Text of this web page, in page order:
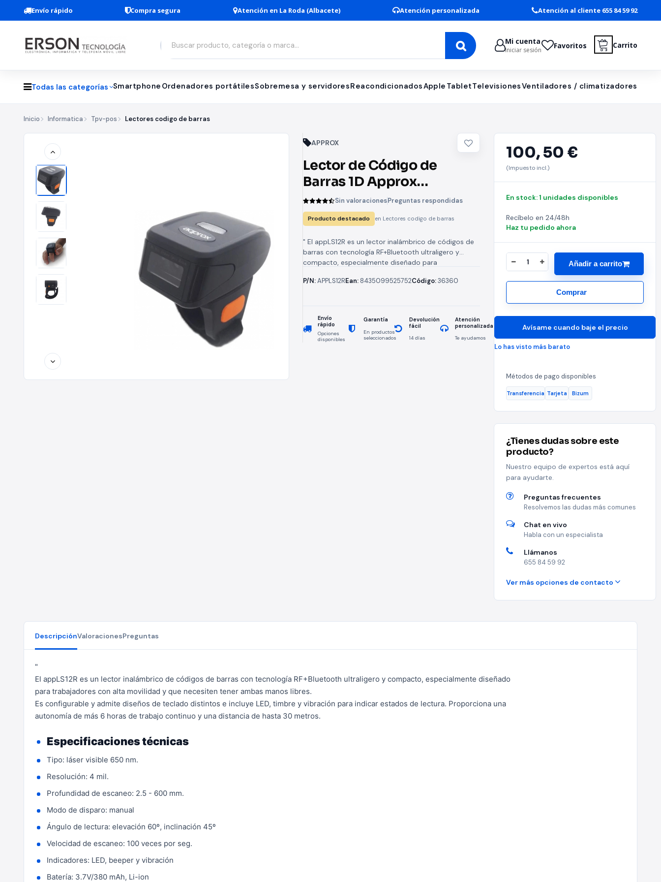
Envío rápido Compra segura Atención en La Roda (Albacete) Atención personalizada Atención al cliente 655 84 59 92
Mi cuenta
Iniciar sesión Favoritos Carrito
Todas las categorías Smartphone Ordenadores portátilesSobremesa y servidoresReacondicionadosApple TabletTelevisionesVentiladores / climatizadores
Inicio Informatica Tpv-pos Lectores codigo de barras
APPROX
Lector de Código de
Barras 1D Approx
appLS12R/ Bluetooth USB
Radiofrecuencia
Sin valoracionesPreguntas respondidas
Producto destacado en Lectores codigo de barras
" El appLS12R es un lector inalámbrico de códigos de
barras con tecnología RF+Bluetooth ultraligero y
compacto, especialmente diseñado para
tener...
P/N:APPLS12REan: 8435099525752Código:36360
Envío
rápido
Opciones
disponibles
Garantía
En productos
seleccionados
Devolución
fácil
14 días
Atención
personalizada
Te ayudamos
100,50 €
(Impuesto incl.)
En stock: 1 unidades disponibles
Recíbelo en 24/48h
Haz tu pedido ahora
Añadir a carrito
Comprar
Avísame cuando baje el precio
Lo has visto más barato
Métodos de pago disponibles
Transferencia Tarjeta Bizum
¿Tienes dudas sobre este
producto?
Nuestro equipo de expertos está aquí
para ayudarte.
Preguntas frecuentes
Resolvemos las dudas más comunes
Chat en vivo
Habla con un especialista
Llámanos
655 84 59 92
Ver más opciones de contacto
DescripciónValoracionesPreguntas
"
El appLS12R es un lector inalámbrico de códigos de barras con tecnología RF+Bluetooth ultraligero y compacto, especialmente diseñado
para trabajadores con alta movilidad y que necesiten tener ambas manos libres.
Es configurable y admite diseños de teclado distintos e incluye LED, timbre y vibración para indicar estados de lectura. Proporciona una
autonomía de más 6 horas de trabajo continuo y una distancia de hasta 30 metros.
Especificaciones técnicas
Tipo: láser visible 650 nm.
Resolución: 4 mil.
Profundidad de escaneo: 2.5 - 600 mm.
Modo de disparo: manual
Ángulo de lectura: elevación 60º, inclinación 45º
Velocidad de escaneo: 100 veces por seg.
Indicadores: LED, beeper y vibración
Batería: 3.7V/380 mAh, Li-ion